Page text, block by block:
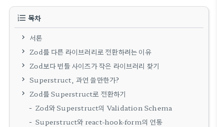
목차
서론
Zod를 다른 라이브러리로 전환하려는 이유
Zod보다 번들 사이즈가 작은 라이브러리 찾기
Superstruct, 과연 쓸만한가?
Zod를 Superstruct로 전환하기
Zod와 Superstruct의 Validation Schema
Superstruct와 react-hook-form의 연동